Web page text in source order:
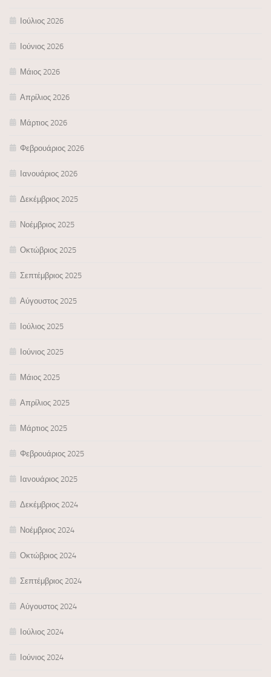
Ιούλιος 2026
Ιούνιος 2026
Μάιος 2026
Απρίλιος 2026
Μάρτιος 2026
Φεβρουάριος 2026
Ιανουάριος 2026
Δεκέμβριος 2025
Νοέμβριος 2025
Οκτώβριος 2025
Σεπτέμβριος 2025
Αύγουστος 2025
Ιούλιος 2025
Ιούνιος 2025
Μάιος 2025
Απρίλιος 2025
Μάρτιος 2025
Φεβρουάριος 2025
Ιανουάριος 2025
Δεκέμβριος 2024
Νοέμβριος 2024
Οκτώβριος 2024
Σεπτέμβριος 2024
Αύγουστος 2024
Ιούλιος 2024
Ιούνιος 2024